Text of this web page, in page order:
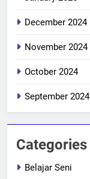
December 2024
November 2024
October 2024
September 2024
Categories
Belajar Seni